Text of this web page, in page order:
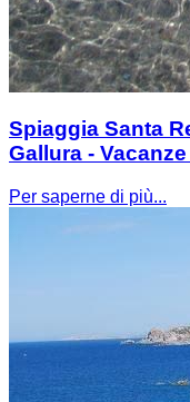
Spiaggia Santa
Gallura -
Per saperne di più...